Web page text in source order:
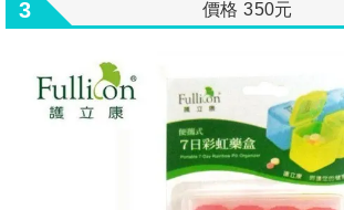
3 價格 350元